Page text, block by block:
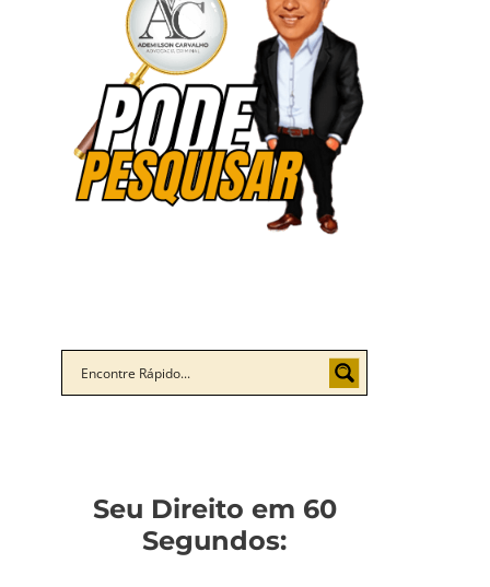
Seu Direito em 60
Segundos: